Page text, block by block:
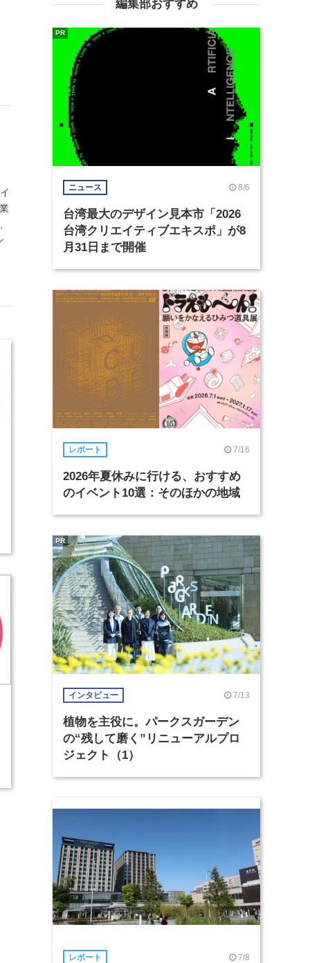
編集部おすすめ
ニュース 8/6
台湾最大のデザイン見本市「2026
台湾クリエイティブエキスポ」が8
月31日まで開催
PR
レポート 7/16
2026年夏休みに行ける、おすすめ
のイベント10選：そのほかの地域
インタビュー 7/13
植物を主役に。パークスガーデン
の“残して磨く”リニューアルプロ
ジェクト（1）
PR
レポート 7/8